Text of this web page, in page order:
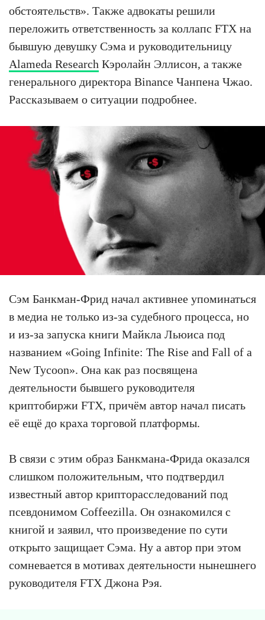
обстоятельств». Также адвокаты решили
переложить ответственность за коллапс FTX на
бывшую девушку Сэма и руководительницу
Alameda Research Кэролайн Эллисон, а также
генерального директора Binance Чанпена Чжао.
Рассказываем о ситуации подробнее.
Сэм Банкман-Фрид начал активнее упоминаться
в медиа не только из-за судебного процесса, но
и из-за запуска книги Майкла Льюиса под
названием «Going Infinite: The Rise and Fall of a
New Tycoon». Она как раз посвящена
деятельности бывшего руководителя
криптобиржи FTX, причём автор начал писать
её ещё до краха торговой платформы.
В связи с этим образ Банкмана-Фрида оказался
слишком положительным, что подтвердил
известный автор крипторасследований под
псевдонимом Coffeezilla. Он ознакомился с
книгой и заявил, что произведение по сути
открыто защищает Сэма. Ну а автор при этом
сомневается в мотивах деятельности нынешнего
руководителя FTX Джона Рэя.